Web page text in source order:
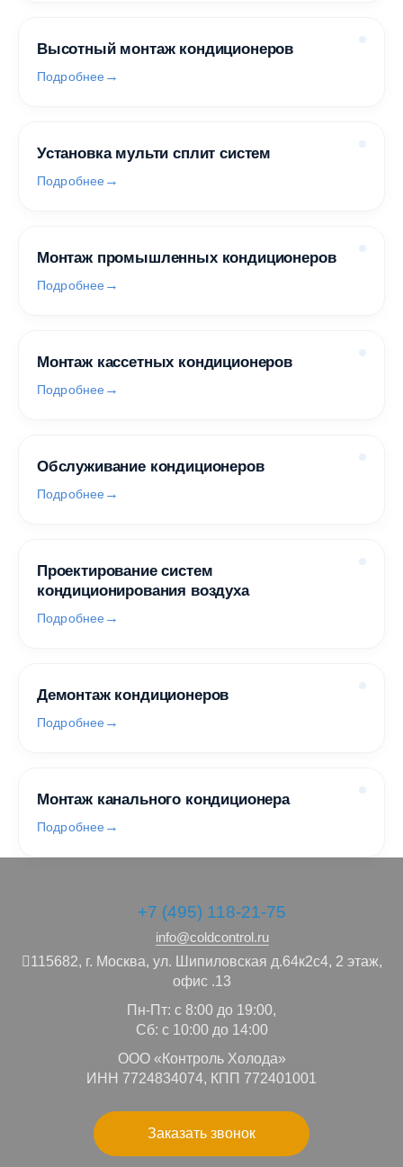
Высотный монтаж кондиционеров
Подробнее
Установка мульти сплит систем
Подробнее
Монтаж промышленных кондиционеров
Подробнее
Монтаж кассетных кондиционеров
Подробнее
Обслуживание кондиционеров
Подробнее
Проектирование систем
кондиционирования воздуха
Подробнее
Демонтаж кондиционеров
Подробнее
Монтаж канального кондиционера
Подробнее
+7 (495) 118-21-75
info@coldcontrol.ru
115682, г. Москва, ул. Шипиловская д.64к2с4, 2 этаж,
офис .13
Пн-Пт: с 8:00 до 19:00,
Сб: с 10:00 до 14:00
ООО «Контроль Холода»
ИНН 7724834074, КПП 772401001
Заказать звонок